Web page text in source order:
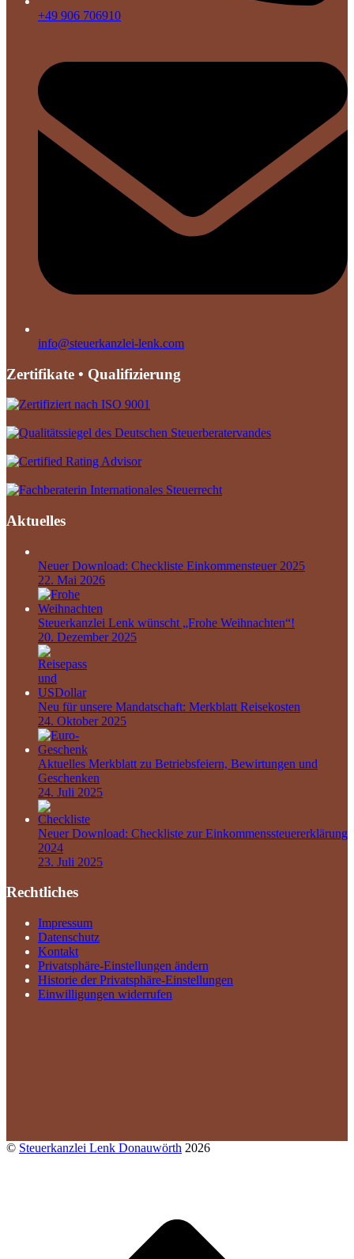
+49 906 706910
info@steuerkanzlei-lenk.com
Zertifikate • Qualifizierung
Aktuelles
Neuer Download: Checkliste Einkommensteuer 2025
22. Mai 2026
Steuerkanzlei Lenk wünscht „Frohe Weihnachten“!
20. Dezember 2025
Neu für unsere Mandatschaft: Merkblatt Reisekosten
24. Oktober 2025
Aktuelles Merkblatt zu Betriebsfeiern, Bewirtungen und
Geschenken
24. Juli 2025
Neuer Download: Checkliste zur Einkommenssteuererklärung
2024
23. Juli 2025
Rechtliches
Impressum
Datenschutz
Kontakt
Privatsphäre-Einstellungen ändern
Historie der Privatsphäre-Einstellungen
Einwilligungen widerrufen
© Steuerkanzlei Lenk Donauwörth 2026